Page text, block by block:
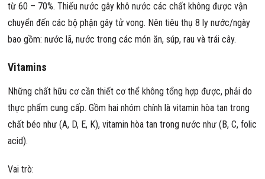
từ 60 – 70%. Thiếu nước gây khô nước các chất không được vận
chuyển đến các bộ phận gây tử vong. Nên tiêu thụ 8 ly nước/ngày
bao gồm: nước lã, nước trong các món ăn, súp, rau và trái cây.
Vitamins
Những chất hữu cơ cần thiết cơ thể không tổng hợp được, phải do
thực phẩm cung cấp. Gồm hai nhóm chính là vitamin hòa tan trong
chất béo như (A, D, E, K), vitamin hòa tan trong nước như (B, C, folic
acid).
Vai trò: